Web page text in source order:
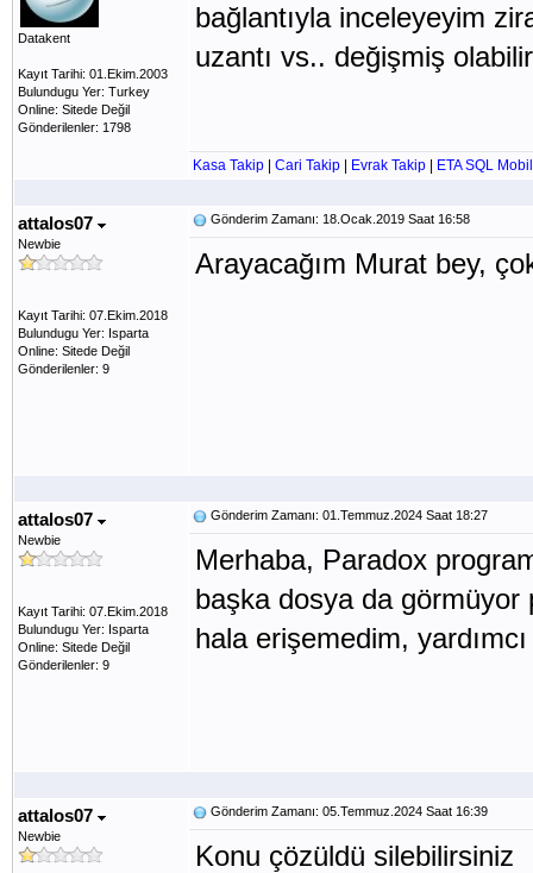
Datakent
Kayıt Tarihi: 01.Ekim.2003
Bulundugu Yer: Turkey
Online: Sitede Değil
Gönderilenler: 1798
bağlantıyla inceleyeyim
uzantı vs.. değişmiş
Kasa Takip Cari Takip Evrak Takip ETA SQL Mobil
attalos07
Newbie
Kayıt Tarihi: 07.Ekim.2018
Bulundugu Yer: Isparta
Online: Sitede Değil
Gönderilenler: 9
Gönderim Zamanı: 18.Ocak.2019 Saat 16:58
Arayacağım Murat bey,
attalos07
Newbie
Kayıt Tarihi: 07.Ekim.2018
Bulundugu Yer: Isparta
Online: Sitede Değil
Gönderilenler: 9
Gönderim Zamanı: 01.Temmuz.2024 Saat 18:27
Merhaba, Paradox
başka dosya da görmüyor
hala erişemedim,
attalos07
Newbie
Gönderim Zamanı: 05.Temmuz.2024 Saat 16:39
Konu çözüldü silebilirsiniz